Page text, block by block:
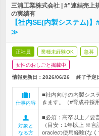
三浦工業株式会社 | #"連結売上
の実績有
【社内SE(内製システム)
≫
正社員 業種未経験OK 急募
女性のおしごと掲載中
情報更新日：2026/06/26 終了予定
仕事内容
■社内向けの内製シス
きます。（#育成枠採
対象と
なる方
■必須：高卒以上／要
（目安：1年以上 ※言
oracleの使用経験(なく